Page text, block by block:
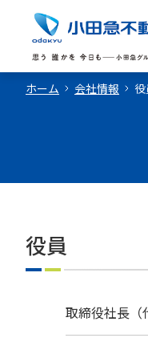
ホーム 会社情報
役員
取締役社長